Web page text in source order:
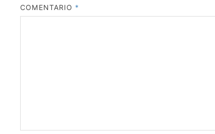
COMENTARIO *